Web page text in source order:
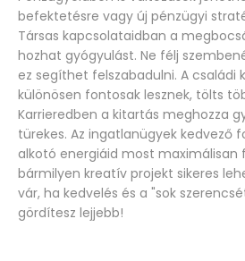
befektetésre vagy új pénzügyi
Társas kapcsolataidban a
hozhat gyógyulást. Ne félj
ez segíthet felszabadulni. A családi
különösen fontosak lesznek, tölts
Karrieredben a kitartás meghozza
türekes. Az ingatlanügyek kedvező
alkotó energiáid most maximálisan
bármilyen kreatív projekt sikeres
vár, ha kedvelés és a "sok
gördítesz lejjebb!